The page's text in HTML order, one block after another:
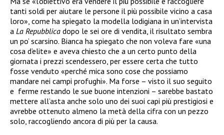
tanti soldi per aiutare le persone il più possibile vicino a casa
loro», come ha spiegato la modella lodigiana in un’intervista
a La Repubblica dopo le sei ore di vendita, il risultato sembra
un po’ scarsino. Bianca ha spiegato che non voleva fare «una
cosa d’elite» e aveva chiesto che a un certo punto della
giornata i prezzi scendessero, per essere certa che tutto
fosse venduto «perché mica sono cose che possiamo
mandare nei campi profughi». Ma forse – visto il suo seguito
e ferme restando le sue buone intenzioni – sarebbe bastato
mettere all’asta anche solo uno dei suoi capi più prestigiosi e
avrebbe ottenuto almeno la metà della cifra con un pezzo
solo, raccogliendo ancora di più per la causa.